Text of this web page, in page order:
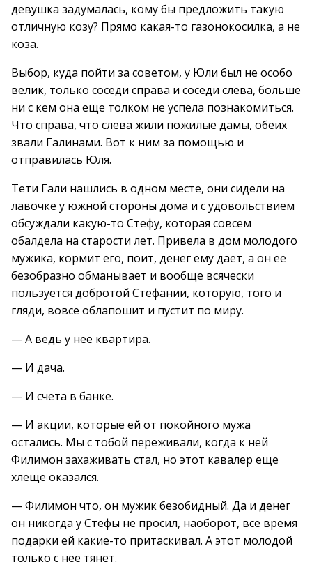
девушка задумалась, кому бы предложить такую
отличную козу? Прямо какая-то газонокосилка, а не
коза.
Выбор, куда пойти за советом, у Юли был не особо
велик, только соседи справа и соседи слева, больше
ни с кем она еще толком не успела познакомиться.
Что справа, что слева жили пожилые дамы, обеих
звали Галинами. Вот к ним за помощью и
отправилась Юля.
Тети Гали нашлись в одном месте, они сидели на
лавочке у южной стороны дома и с удовольствием
обсуждали какую-то Стефу, которая совсем
обалдела на старости лет. Привела в дом молодого
мужика, кормит его, поит, денег ему дает, а он ее
безобразно обманывает и вообще всячески
пользуется добротой Стефании, которую, того и
гляди, вовсе облапошит и пустит по миру.
— А ведь у нее квартира.
— И дача.
— И счета в банке.
— И акции, которые ей от покойного мужа
остались. Мы с тобой переживали, когда к ней
Филимон захаживать стал, но этот кавалер еще
хлеще оказался.
— Филимон что, он мужик безобидный. Да и денег
он никогда у Стефы не просил, наоборот, все время
подарки ей какие-то притаскивал. А этот молодой
только с нее тянет.